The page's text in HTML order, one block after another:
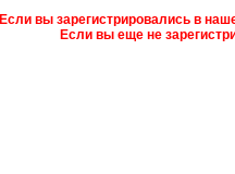
Если вы зарегистрировались в
Если вы еще не